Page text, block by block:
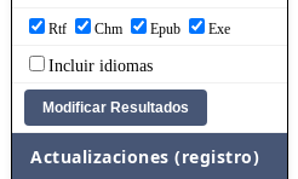
Rtf Chm Epub Exe
Incluir idiomas
Actualizaciones (registro)